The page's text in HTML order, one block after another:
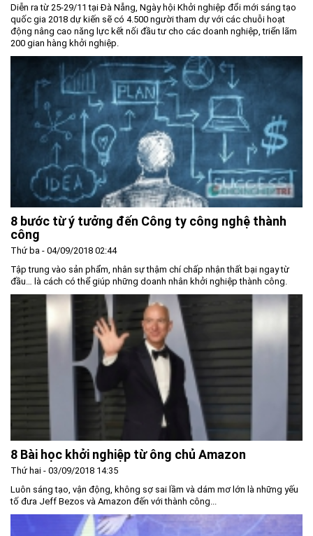
Diễn ra từ 25-29/11 tại Đà Nẵng, Ngày hội Khởi nghiệp đổi mới sáng tạo
quốc gia 2018 dự kiến sẽ có 4.500 người tham dự với các chuỗi hoạt
động nâng cao năng lực kết nối đầu tư cho các doanh nghiệp, triển lãm
200 gian hàng khởi nghiệp.
8 bước từ ý tưởng đến Công ty công nghệ thành
công
Thứ ba - 04/09/2018 02:44
Tập trung vào sản phẩm, nhân sự thậm chí chấp nhận thất bại ngay từ
đầu… là cách có thể giúp những doanh nhân khởi nghiệp thành công.
8 Bài học khởi nghiệp từ ông chủ Amazon
Thứ hai - 03/09/2018 14:35
Luôn sáng tạo, vận động, không sợ sai lầm và dám mơ lớn là những yếu
tố đưa Jeff Bezos và Amazon đến với thành công...